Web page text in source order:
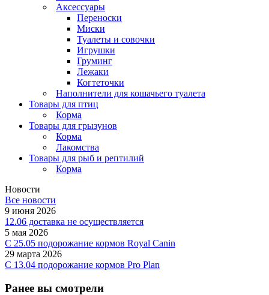
Аксессуары
Переноски
Миски
Туалеты и совочки
Игрушки
Груминг
Лежаки
Когтеточки
Наполнители для кошачьего туалета
Товары для птиц
Корма
Товары для грызунов
Корма
Лакомства
Товары для рыб и рептилий
Корма
Новости
Все новости
9 июня 2026
12.06 доставка не осуществляется
5 мая 2026
C 25.05 подорожание кормов Royal Canin
29 марта 2026
С 13.04 подорожание кормов Pro Plan
Ранее вы смотрели